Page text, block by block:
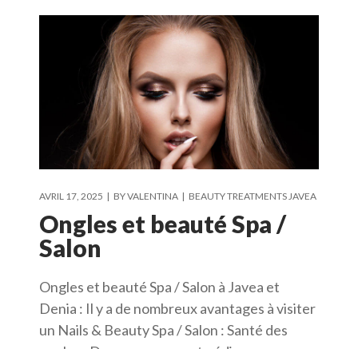
AVRIL 17, 2025 BYVALENTINA BEAUTY TREATMENTS JAVEA
Ongles et beauté Spa /
Salon
Ongles et beauté Spa / Salon à Javea et
Denia : Il y a de nombreux avantages à visiter
un Nails & Beauty Spa / Salon : Santé des